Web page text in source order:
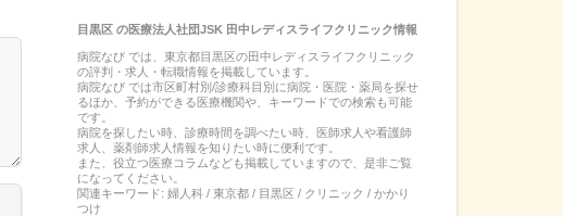
目黒区の医療法人社団JSK 田中レディスライフクリニック情報
病院なび では、 東京都目黒区の田中レディスライフクリニック
の評判・求人・転職情報を掲載しています。
病院なび では市区町村別/診療科目別に病院・医院・薬局を探せ
るほか、予約ができる医療機関や、キーワードでの検索も可能
です。
病院を探したい時、診療時間を調べたい時、医師求人や看護師
求人、薬剤師求人情報を知りたい時に便利です。
また、役立つ医療コラムなども掲載していますので、是非ご覧
になってください。
関連キーワード: 婦人科 / 東京都 / 目黒区 / クリニック / かかり
つけ